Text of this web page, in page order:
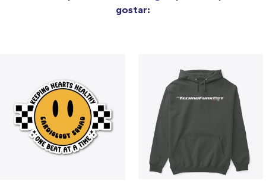
gostar: